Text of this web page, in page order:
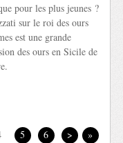
pour les plus jeunes ?
sur le roi des ours
est une grande
des ours en Sicile de
5 6 > »